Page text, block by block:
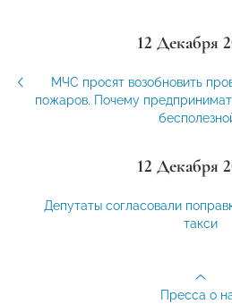
12 Декабря
МЧС просят возобновить
пожаров. Почему
12 Декабря
Депутаты согласовали
такси
Пресса о